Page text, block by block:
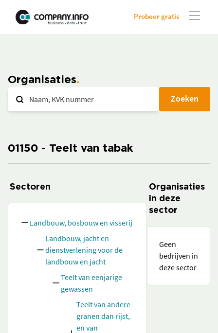
Probeer gratis
Organisaties
Zoeken
01150 - Teelt van tabak
Sectoren
Landbouw, bosbouw en visserij
Landbouw, jacht en
dienstverlening voor de
landbouw en jacht
Teelt van eenjarige
gewassen
Teelt van andere
granen dan rijst,
en van
Organisaties
in deze
sector
Geen
bedrijven in
deze sector